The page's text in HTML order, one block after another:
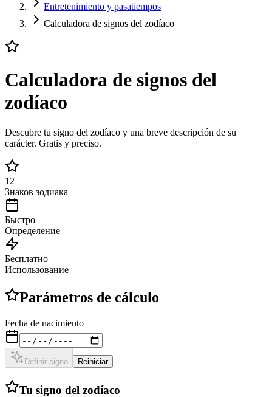
Entretenimiento y pasatiempos
Calculadora de signos del zodíaco
Calculadora de signos del
zodíaco
Descubre tu signo del zodíaco y una breve descripción de su
carácter. Gratis y preciso.
12
Знаков зодиака
Быстро
Определение
Бесплатно
Использование
Parámetros de cálculo
Fecha de nacimiento
Definir signo Reiniciar
Tu signo del zodíaco